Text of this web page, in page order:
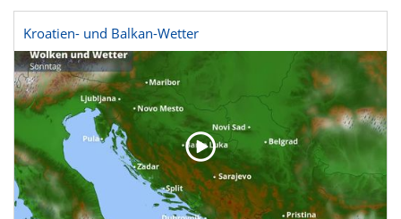
Kroatien- und Balkan-Wetter